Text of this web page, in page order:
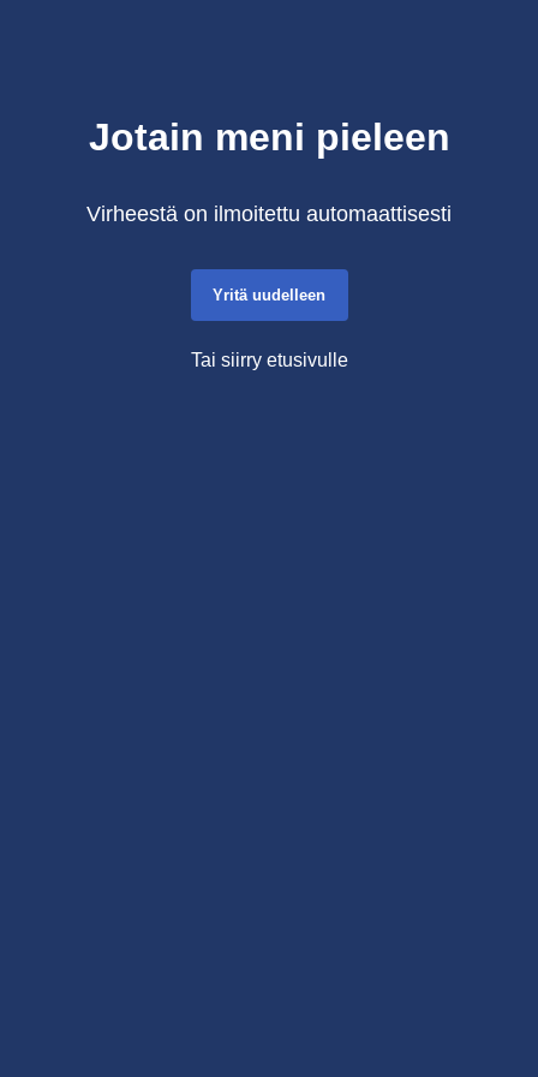
Jotain meni pieleen
Virheestä on ilmoitettu automaattisesti
Yritä uudelleen
Tai siirry etusivulle